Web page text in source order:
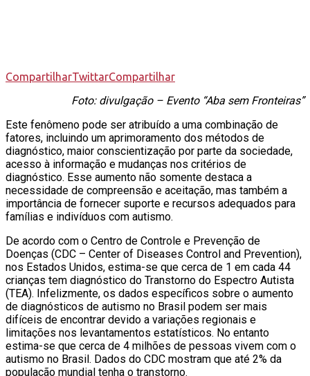
CompartilharTwittarCompartilhar
Foto: divulgação – Evento “Aba sem Fronteiras”
Este fenômeno pode ser atribuído a uma combinação de
fatores, incluindo um aprimoramento dos métodos de
diagnóstico, maior conscientização por parte da sociedade,
acesso à informação e mudanças nos critérios de
diagnóstico. Esse aumento não somente destaca a
necessidade de compreensão e aceitação, mas também a
importância de fornecer suporte e recursos adequados para
famílias e indivíduos com autismo.
De acordo com o Centro de Controle e Prevenção de
Doenças (CDC – Center of Diseases Control and Prevention),
nos Estados Unidos, estima-se que cerca de 1 em cada 44
crianças tem diagnóstico do Transtorno do Espectro Autista
(TEA). Infelizmente, os dados específicos sobre o aumento
de diagnósticos de autismo no Brasil podem ser mais
difíceis de encontrar devido a variações regionais e
limitações nos levantamentos estatísticos. No entanto
estima-se que cerca de 4 milhões de pessoas vivem com o
autismo no Brasil. Dados do CDC mostram que até 2% da
população mundial tenha o transtorno.